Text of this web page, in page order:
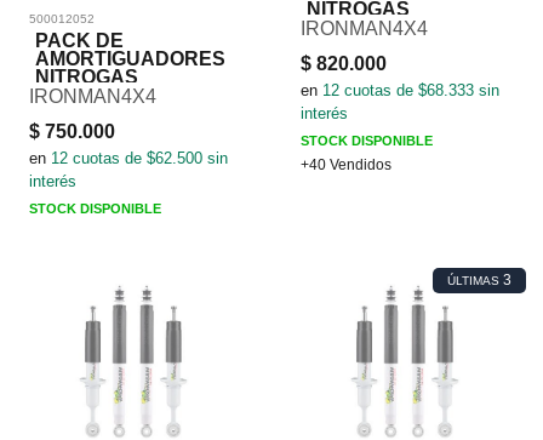
500012052
PACK DE
AMORTIGUADORES
NITROGAS
IRONMAN4X4
$ 750.000
en 12 cuotas de $62.500 sin
interés
STOCK DISPONIBLE
NITROGAS
IRONMAN4X4
$ 820.000
en 12 cuotas de $68.333 sin
interés
STOCK DISPONIBLE
+40 Vendidos
ÚLTIMAS 3